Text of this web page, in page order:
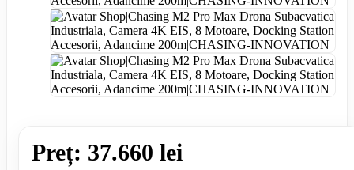
Preț: 37.660 lei